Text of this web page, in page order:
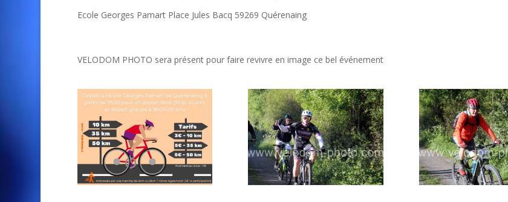
Ecole Georges Pamart Place Jules Bacq 59269 Quérenaing
VELODOM PHOTO sera présent pour faire revivre en image ce bel événement